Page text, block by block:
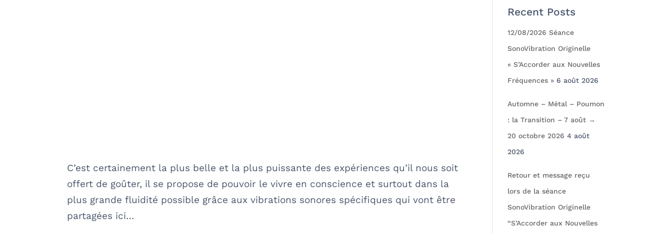
C’est certainement la plus belle et la plus puissante des expériences qu’il nous soit
offert de goûter, il se propose de pouvoir le vivre en conscience et surtout dans la
plus grande fluidité possible grâce aux vibrations sonores spécifiques qui vont être
partagées ici…
Recent Posts
12/08/2026 Séance
SonoVibration Originelle
« S’Accorder aux Nouvelles
Fréquences » 6 août 2026
Automne – Métal – Poumon
: la Transition – 7 août →
20 octobre 2026 4 août
2026
Retour et message reçu
lors de la séance
SonoVibration Originelle
“S’Accorder aux Nouvelles